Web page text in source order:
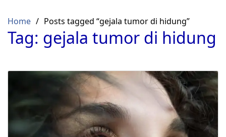
content
Home Posts tagged “gejala tumor di hidung”
Tag: gejala tumor di hidung